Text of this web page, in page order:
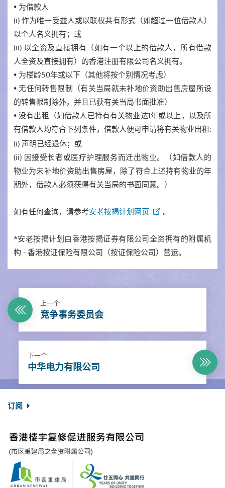
• 为借款人
(i) 作为唯一受益人或以联权共有形式（如超过一位借款人）
以个人名义拥有；或
(ii) 以全资及直接拥有（如有一个以上的借款人，所有借款
人全资及直接拥有）的香港注册有限公司名义拥有。
• 为楼龄50年或以下（其他将按个别情况考虑）
• 无任何转售限制（有关当局就未补地价资助出售房屋所设
的转售限制除外，并且已获有关当局书面批准）
• 没有出租（如借款人已持有有关物业达1年或以上，以及所
有借款人均符合下列条件，借款人便可申请将有关物业出租 :
(i) 声明已经退休；或
(ii) 因接受长者或医疗护理服务而迁出物业。（如借款人的
物业为未补地价资助出售房屋，除了符合上述持有物业的年
期外，借款人必须获得有关当局的书面同意。）
如有任何查询，请参考安老按揭计划网页 。
*安老按揭计划由香港按揭证券有限公司全资拥有的附属机
构 - 香港按证保险有限公司（按证保险公司）营运。
上一个
竞争事务委员会
下一个
中华电力有限公司
订阅